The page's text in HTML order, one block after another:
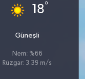
18°
Güneşli
Nem: %66
Rüzgar: 3.39 m/s